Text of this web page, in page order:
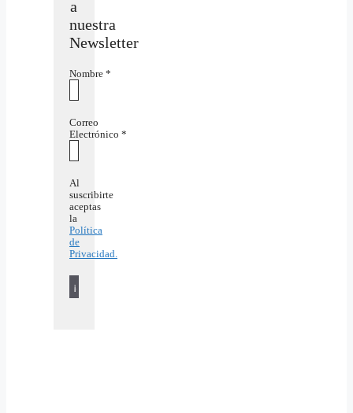
a
nuestra
Newsletter
Nombre *
Correo
Electrónico *
Al
suscribirte
aceptas
la
Política
de
Privacidad.